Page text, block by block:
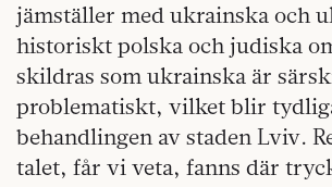
jämställer med ukrainska och
historiskt polska och judiska
skildras som ukrainska är
problematiskt, vilket blir
behandlingen av staden Lviv.
talet, får vi veta, fanns där